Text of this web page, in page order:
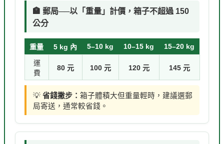
🏣 郵局──以「重量」計價，箱子不超過 150
公分
重量 5 kg 內 5–10 kg 10–15 kg 15–20 kg
運
費
80 元 100 元 120 元 145 元
💡 省錢撇步： 箱子體積大但重量輕時，建議選郵
局寄送，通常較省錢。